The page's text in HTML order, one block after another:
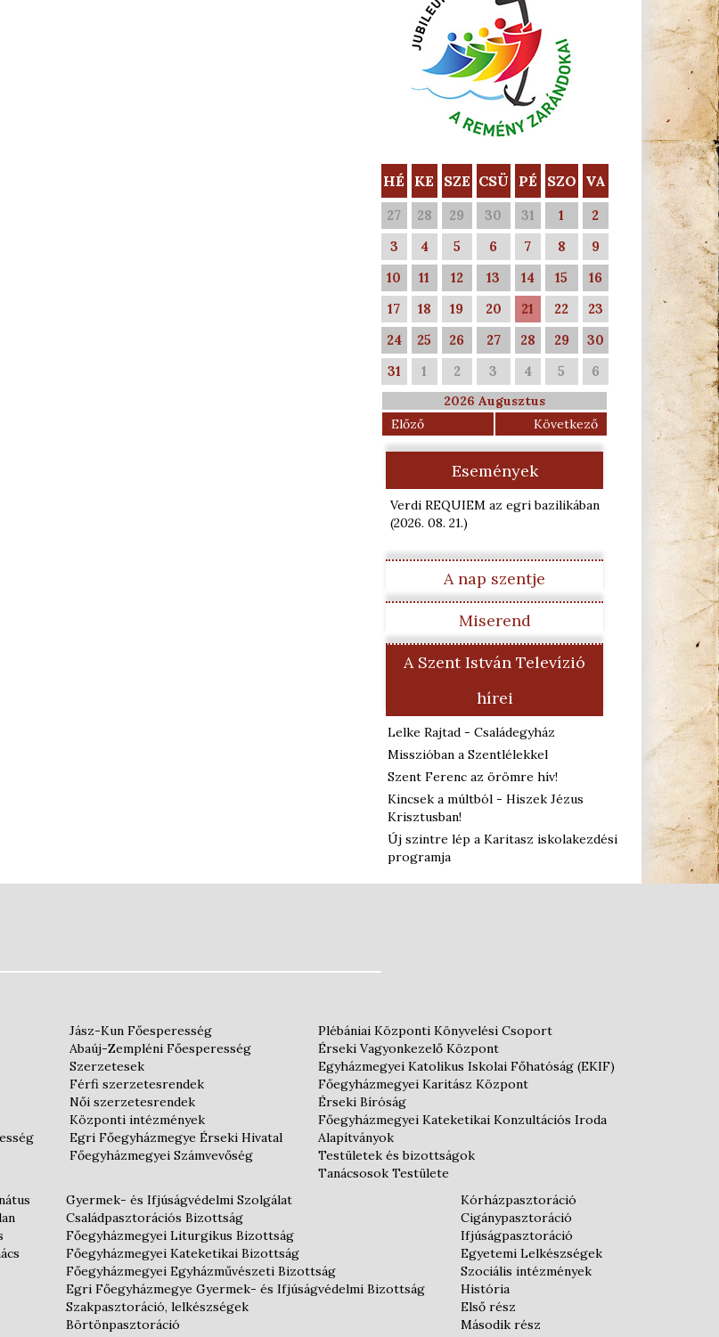
HÉ KE SZE CSÜ PÉ SZO VA
27 28 29 30 31 1
2
3
4 5 6 7 8
9
10
11 12 13 14 15
16
17
18 19 20 21 22
23
24
25 26 27 28 29
30
31
1 2 3 4 5 6
2026 Augusztus
Előző
Következő
Események
Verdi REQUIEM az egri bazilikában
(2026. 08. 21.)
A nap szentje
Miserend
A Szent István Televízió
hírei
Lelke Rajtad - Családegyház
Misszióban a Szentlélekkel
Szent Ferenc az örömre hív!
Kincsek a múltból - Hiszek Jézus
Krisztusban!
Új szintre lép a Karitasz iskolakezdési
programja
Jász-Kun Főesperesség
Abaúj-Zempléni Főesperesség
Szerzetesek
Férfi szerzetesrendek
Női szerzetesrendek
Központi intézmények
Egri Főegyházmegye Érseki Hivatal
Főegyházmegyei Számvevőség
Plébániai Központi Könyvelési Csoport
Érseki Vagyonkezelő Központ
Egyházmegyei Katolikus Iskolai Főhatóság (EKIF)
Főegyházmegyei Karitász Központ
Érseki Bíróság
Főegyházmegyei Kateketikai Konzultációs Iroda
Alapítványok
Testületek és bizottságok
Tanácsosok Testülete
Gyermek- és Ifjúságvédelmi Szolgálat
Családpasztorációs Bizottság
Főegyházmegyei Liturgikus Bizottság
Főegyházmegyei Kateketikai Bizottság
Főegyházmegyei Egyházművészeti Bizottság
Egri Főegyházmegye Gyermek- és Ifjúságvédelmi Bizottság
Szakpasztoráció, lelkészségek
Börtönpasztoráció
Kórházpasztoráció
Cigánypasztoráció
Ifjúságpasztoráció
Egyetemi Lelkészségek
Szociális intézmények
História
Első rész
Második rész